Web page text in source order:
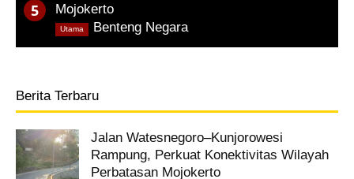
Mojokerto
Benteng Negara,
Utama
Berita Terbaru
Jalan Watesnegoro–Kunjorowesi
Rampung, Perkuat Konektivitas Wilayah
Perbatasan Mojokerto